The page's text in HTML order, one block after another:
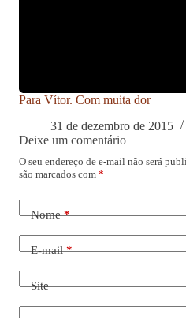
Para Vítor. Com muita dor
31 de dezembro de 2015
Deixe um comentário
O seu endereço de e-mail não será
são marcados com *
Nome*
E-mail*
Site